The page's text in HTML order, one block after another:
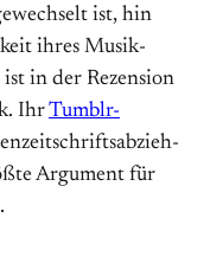
ist, hin
ihres Musik­
in der Rezension
IhrTumblr-
Argument für